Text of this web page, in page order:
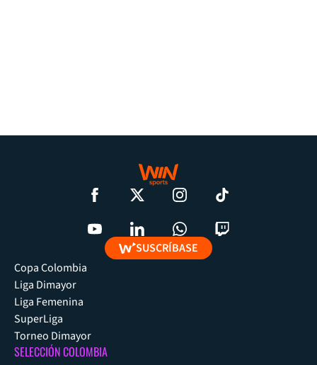
SUSCRÍBASE
Copa Colombia
Liga Dimayor
Liga Femenina
SuperLiga
Torneo Dimayor
SELECCIÓN COLOMBIA